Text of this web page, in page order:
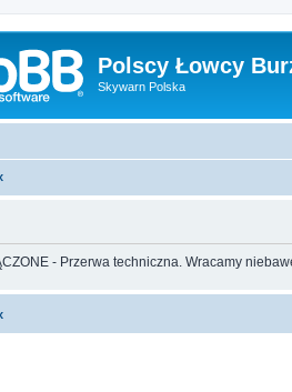
Polscy Łowcy
Skywarn Polska
- Przerwa techniczna. Wracamy